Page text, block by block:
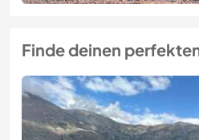
Finde deinen